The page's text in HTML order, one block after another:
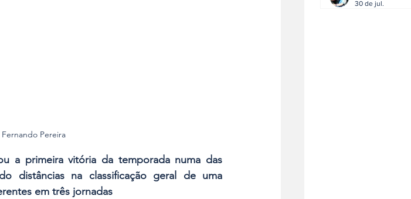
Pereira
a primeira vitória da temporada numa das
distâncias na classificação geral de uma
em três jornadas
30 de jul.